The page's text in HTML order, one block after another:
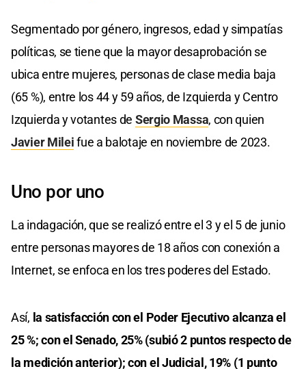
Segmentado por género, ingresos, edad y simpatías
políticas, se tiene que la mayor desaprobación se
ubica entre mujeres, personas de clase media baja
(65 %), entre los 44 y 59 años, de Izquierda y Centro
Izquierda y votantes de Sergio Massa, con quien
Javier Mileifue a balotaje en noviembre de 2023.
Uno por uno
La indagación, que se realizó entre el 3 y el 5 de junio
entre personas mayores de 18 años con conexión a
Internet, se enfoca en los tres poderes del Estado.
Así, la satisfacción con el Poder Ejecutivo alcanza el
25 %; con el Senado, 25% (subió 2 puntos respecto de
la medición anterior); con el Judicial, 19% (1 punto